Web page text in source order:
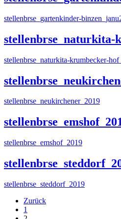
stellenbrse_gartenkinder-
stellenbrse_naturkita-
stellenbrse_naturkita-krumbecker-
stellenbrse_neukirchener_2019
stellenbrse_emshof_2019
stellenbrse_steddorf_2019
Zurück
1